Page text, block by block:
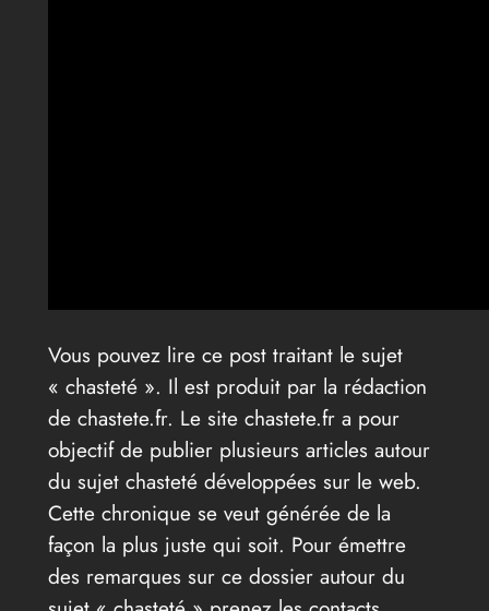
Vous pouvez lire ce post traitant le sujet
« chasteté ». Il est produit par la rédaction
de chastete.fr. Le site chastete.fr a pour
objectif de publier plusieurs articles autour
du sujet chasteté développées sur le web.
Cette chronique se veut générée de la
façon la plus juste qui soit. Pour émettre
des remarques sur ce dossier autour du